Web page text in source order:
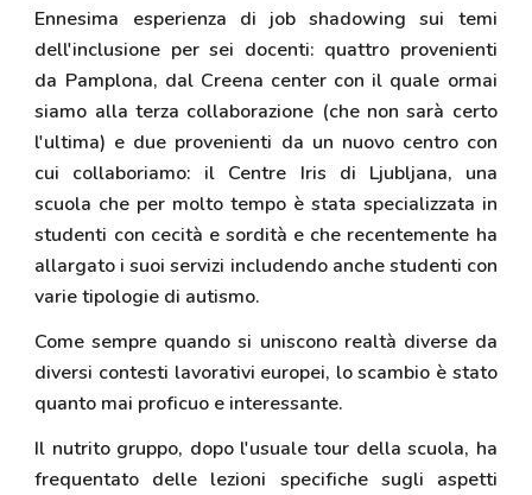
Ennesima esperienza di job shadowing sui temi
dell'inclusione per sei docenti: quattro provenienti
da Pamplona, dal Creena center con il quale ormai
siamo alla terza collaborazione (che non sarà certo
l'ultima) e due provenienti da un nuovo centro con
cui collaboriamo: il Centre Iris di Ljubljana, una
scuola che per molto tempo è stata specializzata in
studenti con cecità e sordità e che recentemente ha
allargato i suoi servizi includendo anche studenti con
varie tipologie di autismo.
Come sempre quando si uniscono realtà diverse da
diversi contesti lavorativi europei, lo scambio è stato
quanto mai proficuo e interessante.
Il nutrito gruppo, dopo l'usuale tour della scuola, ha
frequentato delle lezioni specifiche sugli aspetti